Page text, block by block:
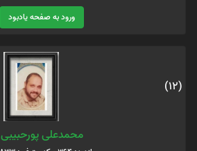
ورود به صفحه یادبود
(12)
محمدعلی پورحبیبی